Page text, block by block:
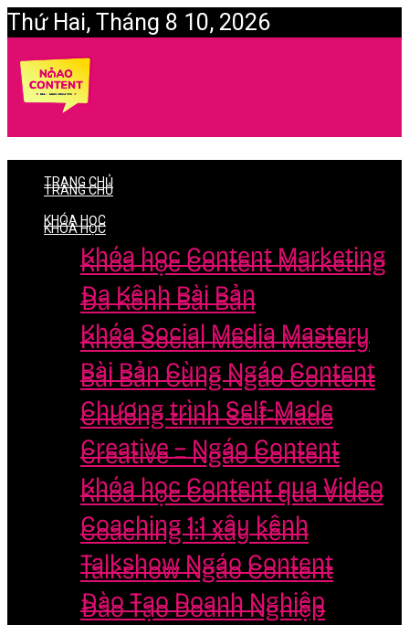
Thứ Hai, Tháng 8 10, 2026
Login
TRANG CHỦ
KHÓA HỌC
Khóa học Content Marketing
Đa Kênh Bài Bản
Khóa Social Media Mastery
Bài Bản Cùng Ngáo Content
Chương trình Self-Made
Creative – Ngáo Content
Khóa học Content qua Video
Coaching 1:1 xây kênh
Talkshow Ngáo Content
Đào Tạo Doanh Nghiệp
TRANG CHỦ
KHÓA HỌC
Khóa học Content Marketing
Đa Kênh Bài Bản
Khóa Social Media Mastery
Bài Bản Cùng Ngáo Content
Chương trình Self-Made
Creative – Ngáo Content
Khóa học Content qua Video
Coaching 1:1 xây kênh
Talkshow Ngáo Content
Đào Tạo Doanh Nghiệp